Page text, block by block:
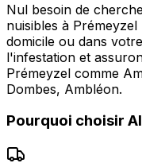
Nul besoin de
nuisibles à
domicile ou dans
l'infestation et
Prémeyzel comme
Dombes, Ambléon.
Pourquoi choisir